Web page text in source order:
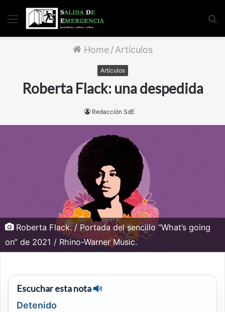
Menu
Home /Artículos
Artículos
Roberta Flack: una despedida
Redacción SdE
Roberta Flack. / Portada del sencillo “What’s going
on” de 2021 / Rhino-Warner Music.
Escuchar esta nota
Detenido